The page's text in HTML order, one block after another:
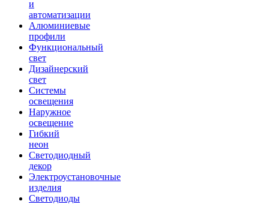
и
автоматизации
Алюминиевые
профили
Функциональный
свет
Дизайнерский
свет
Системы
освещения
Наружное
освещение
Гибкий
неон
Светодиодный
декор
Электроустановочные
изделия
Светодиоды